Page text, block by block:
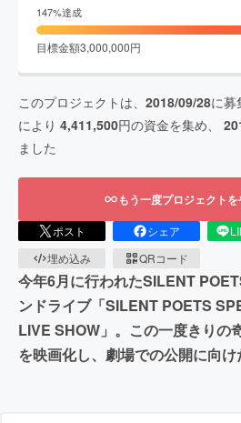
147%達成
目標金額3,000,000円
このプロジェクトは、 2018/09/28に募
により 4,411,500円の資金を集め、
ました
もう一度プロジェクト
ポスト シェア
埋め込み
QRコード
今年6月に行われたSILENT
ンドライブ「SILENT POETS
LIVE SHOW」。この一度きりの
を映画化し、劇場での公開に向け